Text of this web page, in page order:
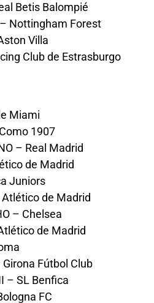
Betis Balompié
Nottingham Forest
Villa
Club de Estrasburgo
Miami
1907
– Real Madrid
de Madrid
Juniors
Atlético de Madrid
– Chelsea
de Madrid
Girona Fútbol Club
– SL Benfica
FC